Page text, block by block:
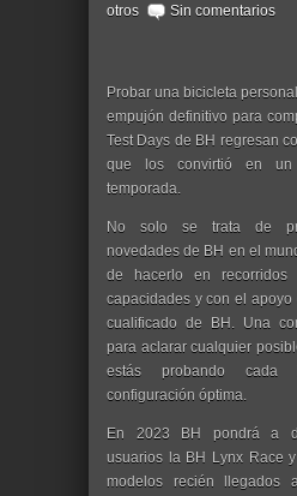
otros
Sin comentarios
Probar una bicicleta
empujón definitivo para
Test Days de BH regresan
que los convirtió en
temporada.
No solo se trata de
novedades de BH en el
de hacerlo en recorridos
capacidades y con el apoyo
cualificado de BH. Una
para aclarar cualquier
estás probando
configuración óptima.
En 2023 BH pondrá a
usuarios la BH Lynx Race
modelos recién llegados